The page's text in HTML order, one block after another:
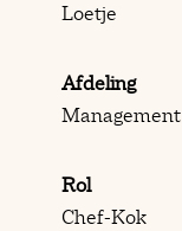
Loetje
Afdeling
Management
Rol
Chef-Kok